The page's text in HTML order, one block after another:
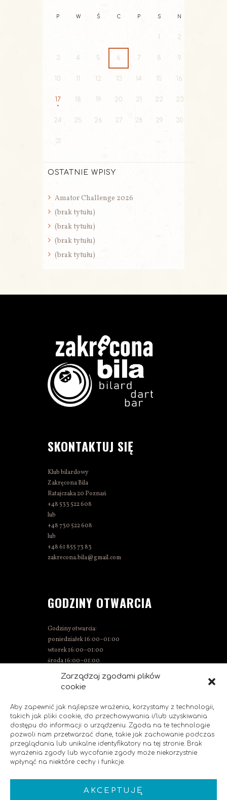
Zarządzaj zgodami plików
cookie
Aby zapewnić jak najlepsze wrażenia, korzystamy z technologii,
takich jak pliki cookie, do przechowywania i/lub uzyskiwania
dostępu do informacji o urządzeniu. Zgoda na te technologie
pozwoli nam przetwarzać dane, takie jak zachowanie podczas
przeglądania lub unikalne identyfikatory na tej stronie. Brak
wyrażenia zgody lub wycofanie zgody może niekorzystnie
wpłynąć na niektóre cechy i funkcje.
AKCEPTUJĘ
P W Ś C P S N
2
3 4 5 6 7 8 9
10 11 12 13 14 15 16
17 18 19 20 21 22 23
24 25 26 27 28 29 30
31
OSTATNIE WPISY
Amator Challenge 2026
(brak tytułu)
(brak tytułu)
(brak tytułu)
(brak tytułu)
SKONTAKTUJ SIĘ
Klub bilardowy
Zakręcona Bila
Ratajczaka 20 Poznań
+48 533 522 608
lub
+48 730 522 608
lub
+48 61 855 73 83
zakrecona.bila@gmail.com
GODZINY OTWARCIA
Godziny otwarcia:
poniedziałek 16:00–01:00
wtorek 16:00–01:00
środa 16:00–01:00
czwartek 15:00–01:00
piątek 15:00–02:00
niedziela 14:00–00:00
SOCIAL MEDIA